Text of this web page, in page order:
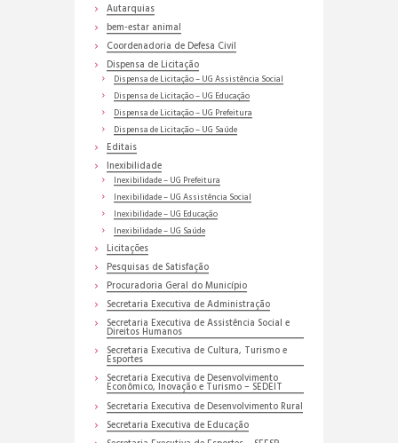
Autarquias
bem-estar animal
Coordenadoria de Defesa Civil
Dispensa de Licitação
Dispensa de Licitação – UG Assistência Social
Dispensa de Licitação – UG Educação
Dispensa de Licitação – UG Prefeitura
Dispensa de Licitação – UG Saúde
Editais
Inexibilidade
Inexibilidade – UG Prefeitura
Inexibilidade – UG Assistência Social
Inexibilidade – UG Educação
Inexibilidade – UG Saúde
Licitações
Pesquisas de Satisfação
Procuradoria Geral do Município
Secretaria Executiva de Administração
Secretaria Executiva de Assistência Social e
Direitos Humanos
Secretaria Executiva de Cultura, Turismo e
Esportes
Secretaria Executiva de Desenvolvimento
Econômico, Inovação e Turismo – SEDEIT
Secretaria Executiva de Desenvolvimento Rural
Secretaria Executiva de Educação